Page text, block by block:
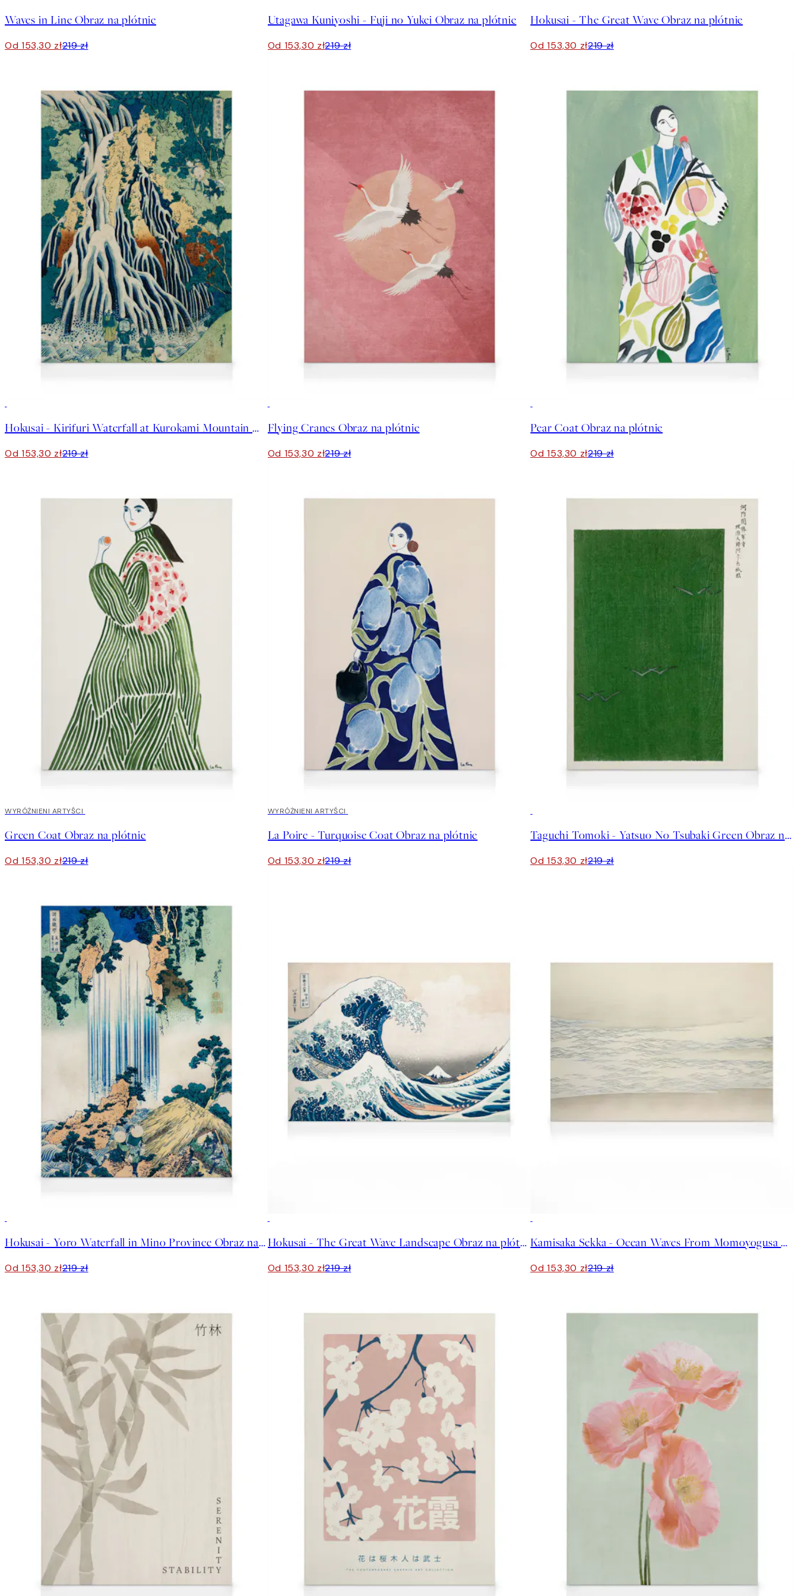
Waves in Line Obraz na płótnie
Od 153,30 zł219 zł
Utagawa Kuniyoshi - Fuji no Yukei Obraz na płótnie
Od 153,30 zł219 zł
Hokusai - The Great Wave Obraz na płótnie
Od 153,30 zł219 zł
Hokusai - Kirifuri Waterfall at Kurokami Mountain Obraz na płótnie
Od 153,30 zł219 zł
Flying Cranes Obraz na płótnie
Od 153,30 zł219 zł
Pear Coat Obraz na płótnie
Od 153,30 zł219 zł
30%*
WYRÓŻNIENI ARTYŚCI
Green Coat Obraz na płótnie
Od 153,30 zł219 zł
30%*
WYRÓŻNIENI ARTYŚCI
La Poire - Turquoise Coat Obraz na płótnie
Od 153,30 zł219 zł
Taguchi Tomoki - Yatsuo No Tsubaki Green Obraz na płótnie
Od 153,30 zł219 zł
Hokusai - Yoro Waterfall in Mino Province Obraz na płótnie
Od 153,30 zł219 zł
Hokusai - The Great Wave Landscape Obraz na płótnie
Od 153,30 zł219 zł
Kamisaka Sekka - Ocean Waves From Momoyogusa Obraz na płótnie
Od 153,30 zł219 zł